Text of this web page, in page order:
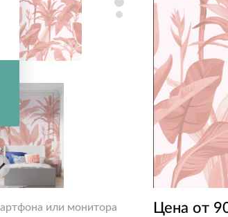
или монитора
Цена от